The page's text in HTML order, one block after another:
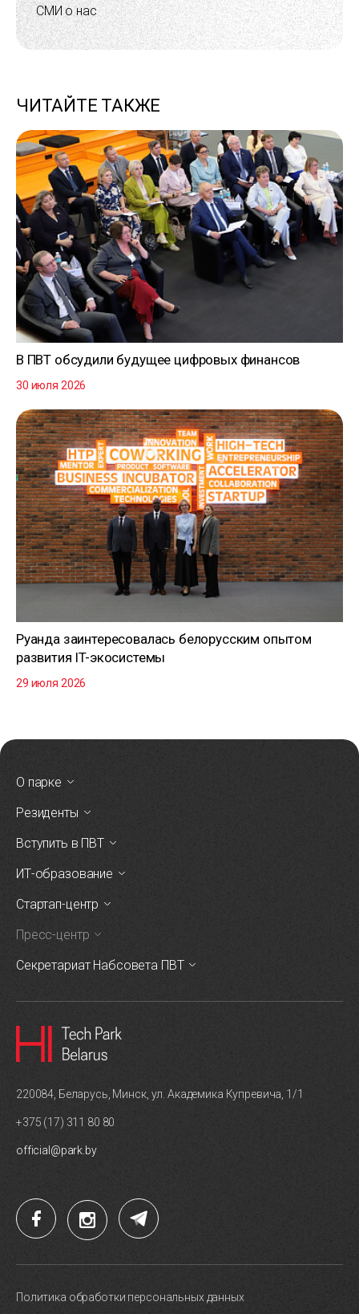
СМИ о нас
ЧИТАЙТЕ ТАКЖЕ
В ПВТ обсудили будущее цифровых финансов
30 июля 2026
Руанда заинтересовалась белорусским опытом
развития IT-экосистемы
29 июля 2026
О парке
Резиденты
Вступить в ПВТ
ИТ-образование
Стартап-центр
Пресс-центр
Секретариат Набсовета ПВТ
220084, Беларусь, Минск, ул. Академика Купревича, 1/1
+375 (17) 311 80 80
official@park.by
Политика обработки персональных данных